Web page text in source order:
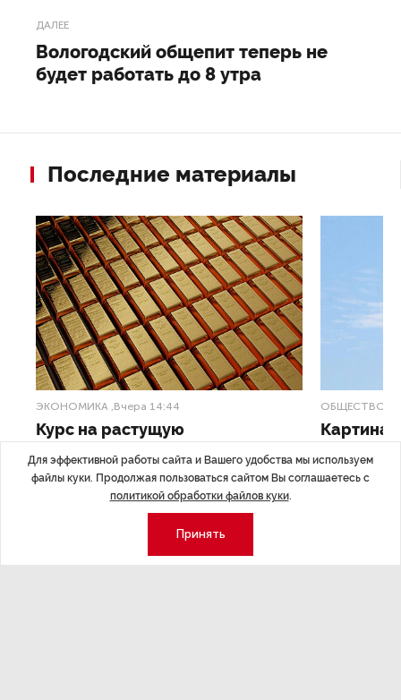
ДАЛЕЕ
Вологодский общепит теперь не
будет работать до 8 утра
Последние материалы
ЭКОНОМИКА ,Вчера 14:44
Курс на растущую
волатильность?
Министерство финансов РФ наращивает покупку
золота в резервы.
ОБЩЕСТВО
Картина
Для эффективной работы сайта и Вашего удобства мы используем
файлы куки. Продолжая пользоваться сайтом Вы соглашаетесь с
политикой обработки файлов куки.
Принять